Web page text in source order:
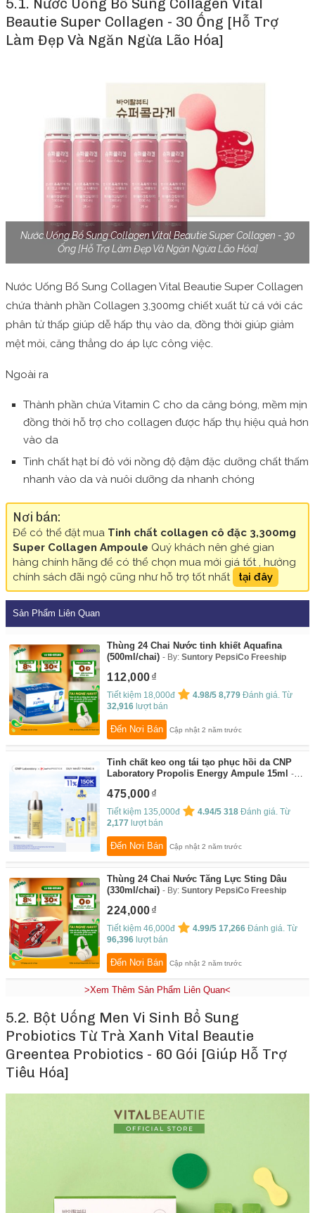
Beautie Super Collagen - 30 Ống [Hỗ Trợ
Làm Đẹp Và Ngăn Ngừa Lão Hóa]
Nước Uống Bổ Sung Collagen Vital Beautie Super Collagen - 30
Ống [Hỗ Trợ Làm Đẹp Và Ngăn Ngừa Lão Hóa]
Nước Uống Bổ Sung Collagen Vital Beautie Super Collagen
chứa thành phần Collagen 3,300mg chiết xuất từ cá với các
phân tử thấp giúp dễ hấp thụ vào da, đồng thời giúp giảm
mệt mỏi, căng thẳng do áp lực công việc.
Ngoài ra
Thành phần chứa Vitamin C cho da căng bóng, mềm mịn
đồng thời hỗ trợ cho collagen được hấp thụ hiệu quả hơn
vào da
Tinh chất hạt bí đỏ với nồng độ đậm đặc dưỡng chất thấm
nhanh vào da và nuôi dưỡng da nhanh chóng
Nơi bán:
Để có thể đặt mua Tinh chất collagen cô đặc 3,300mg
Super Collagen Ampoule Quý khách nên ghé gian
hàng chính hãng để có thể chọn mua mới giá tốt , hưởng
chính sách đãi ngộ cũng như hỗ trợ tốt nhất
tại đây
Sản Phẩm Liên Quan
Thùng 24 Chai Nước tinh khiết Aquafina
(500ml/chai)
By:Suntory PepsiCo Freeship
112,000
Tiết kiệm 18,000đ 4.98/5 8,779 Đánh giá. Từ
32,916 lượt bán
Đến Nơi Bán Cập nhật 2 năm trước
Tinh chất keo ong tái tạo phục hồi da CNP
Laboratory Propolis Energy Ampule 15ml
475,000
Tiết kiệm 135,000đ 4.94/5 318 Đánh giá. Từ
2,177 lượt bán
Đến Nơi Bán Cập nhật 2 năm trước
Thùng 24 Chai Nước Tăng Lực Sting Dâu
(330ml/chai)
By:Suntory PepsiCo Freeship
224,000
Tiết kiệm 46,000đ 4.99/5 17,266 Đánh giá. Từ
96,396 lượt bán
Đến Nơi Bán Cập nhật 2 năm trước
>Xem Thêm Sản Phẩm Liên Quan<
5.2. Bột Uống Men Vi Sinh Bổ Sung
Probiotics Từ Trà Xanh Vital Beautie
Greentea Probiotics - 60 Gói [Giúp Hỗ Trợ
Tiêu Hóa]